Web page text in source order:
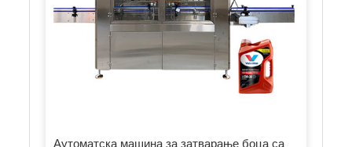
Аутоматска машина за затварање боца са